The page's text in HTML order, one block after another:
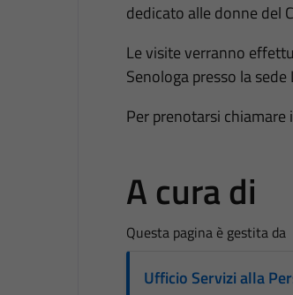
dedicato alle donne del
Le visite verranno
Senologa presso la
Per prenotarsi
A cura di
Questa pagina è gestita da
Ufficio Servizi alla